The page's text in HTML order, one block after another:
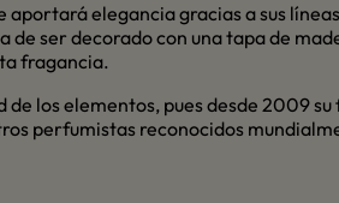
aportará elegancia gracias a sus
ser decorado con una tapa de
fragancia.
los elementos, pues desde 2009
perfumistas reconocidos